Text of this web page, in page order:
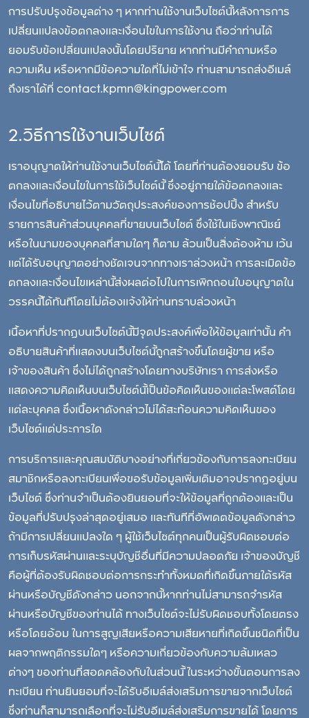
การปรับปรุงข้อมูลต่าง ๆ หากท่านใช้งานเว็บไซต์นี้หลังการการ
เปลี่ยนแปลงข้อตกลงและเงื่อนไขในการใช้งาน ถือว่าท่านได้
ยอมรับข้อเปลี่ยนแปลงนั้นโดยปริยาย หากท่านมีคำถามหรือ
ความเห็น หรือหากมีข้อความใดที่ไม่เข้าใจ ท่านสามารถส่งอีเมล์
ถึงเราได้ที่ contact.kpmn@kingpower.com
2.วิธีการใช้งานเว็บไซต์
เราอนุญาตให้ท่านใช้งานเว็บไซต์นี้ได้ โดยที่ท่านต้องยอมรับ ข้อ
ตกลงและเงื่อนไขในการใช้เว็บไซต์นี้ ซึ่งอยู่ภายใต้ข้อตกลงและ
เงื่อนไขที่อธิบายไว้ตามวัตถุประสงค์ของการช้อปปิ้ง สำหรับ
รายการสินค้าส่วนบุคคลที่ขายบนเว็บไซต์ ซึ่งใช้ในเชิงพาณิชย์
หรือในนามของบุคคลที่สามใดๆ ก็ตาม ล้วนเป็นสิ่งต้องห้าม เว้น
แต่ได้รับอนุญาตอย่างชัดเจนจากทางเราล่วงหน้า การละเมิดข้อ
ตกลงและเงื่อนไขเหล่านี้ส่งผลต่อไปในการเพิกถอนใบอนุญาตใน
วรรคนี้ได้ทันทีโดยไม่ต้องแจ้งให้ท่านทราบล่วงหน้า
เนื้อหาที่ปรากฏบนเว็บไซต์นี้มีจุดประสงค์เพื่อให้ข้อมูลเท่านั้น คำ
อธิบายสินค้าที่แสดงบนเว็บไซต์นี้ถูกสร้างขึ้นโดยผู้ขาย หรือ
เจ้าของสินค้า ซึ่งไม่ได้ถูกสร้างโดยทางบริษัทเรา การส่งหรือ
แสดงความคิดเห็นบนเว็บไซต์นี้เป็นข้อคิดเห็นของแต่ละโพสต์โดย
แต่ละบุคคล ซึ่งเนื้อหาดังกล่าวไม่ได้สะท้อนความคิดเห็นของ
เว็บไซต์แต่ประการใด
การบริการและคุณสมบัติบางอย่างที่เกี่ยวข้องกับการลงทะเบียน
สมาชิกหรือลงทะเบียนเพื่อขอรับข้อมูลเพิ่มเติมอาจปรากฏอยู่บน
เว็บไซต์ ซึ่งท่านจำเป็นต้องยินยอมที่จะให้ข้อมูลที่ถูกต้องและเป็น
ข้อมูลที่ปรับปรุงล่าสุดอยู่เสมอ และทันทีที่อัพเดตข้อมูลดังกล่าว
ถ้ามีการเปลี่ยนแปลงใด ๆ ผู้ใช้เว็บไซต์ทุกคนเป็นผู้รับผิดชอบต่อ
การเก็บรหัสผ่านและระบุบัญชีอื่นที่มีความปลอดภัย เจ้าของบัญชี
คือผู้ที่ต้องรับผิดชอบต่อการกระทำทั้งหมดที่เกิดขึ้นภายใต้รหัส
ผ่านหรือบัญชีดังกล่าว นอกจากนี้หากท่านไม่สามารถจำรหัส
ผ่านหรือบัญชีของท่านได้ ทางเว็บไซต์จะไม่รับผิดชอบทั้งโดยตรง
หรือโดยอ้อม ในการสูญเสียหรือความเสียหายที่เกิดขึ้นชนิดที่เป็น
ผลจากพฤติกรรมใดๆ หรือความเกี่ยวข้องกับความล้มเหลว
ต่างๆ ของท่านที่สอดคล้องกับในส่วนนี้ ในระหว่างขั้นตอนการลง
ทะเบียน ท่านยินยอมที่จะได้รับอีเมล์ส่งเสริมการขายจากเว็บไซต์
ซึ่งท่านก็สามารถเลือกที่จะไม่รับอีเมล์ส่งเสริมการขายได้ โดยการ